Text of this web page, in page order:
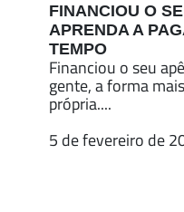
FINANCIOU O
APRENDA A
TEMPO
Financiou o seu
gente, a forma
própria....
5 de fevereiro de